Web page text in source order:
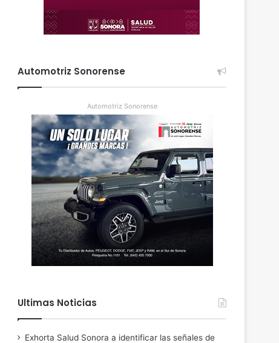
Automotriz Sonorense
Automotriz Sonorense
Ultimas Noticias
Exhorta Salud Sonora a identificar las señales de